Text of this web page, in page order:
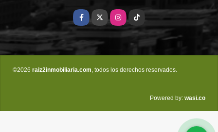
Facebook
X Instagram
TikTok
©2026 raiz2inmobiliaria.com, todos los derechos reservados.
Powered by: wasi.co